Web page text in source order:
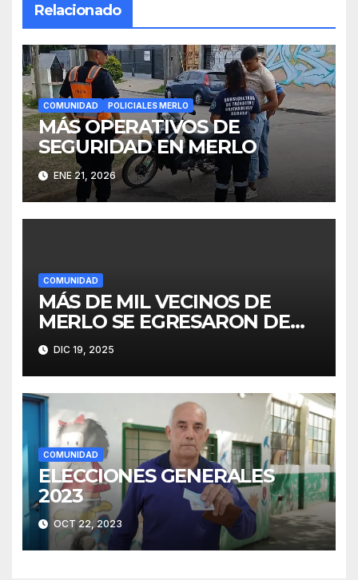
Relacionado
COMUNIDAD POLICIALES MERLO
MÁS OPERATIVOS DE
SEGURIDAD EN MERLO
ENE 21, 2026
COMUNIDAD
MÁS DE MIL VECINOS DE
MERLO SE EGRESARON DE
FINES
DIC 19, 2025
COMUNIDAD
ELECCIONES GENERALES
2023
OCT 22, 2023